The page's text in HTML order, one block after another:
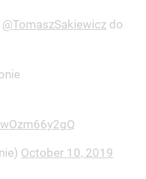
@TomaszSakiewicz do
October 10, 2019